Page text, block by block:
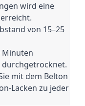
wird eine
von 15–25
Minuten
durchgetrocknet.
mit dem Belton
Lacken zu jeder